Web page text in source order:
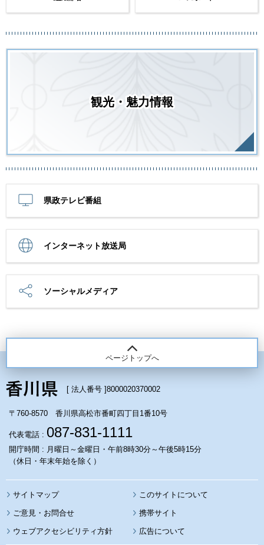
観光・魅力情報
県政テレビ番組
インターネット放送局
ソーシャルメディア
ページトップへ
[ 法人番号 ]8000020370002
〒760-8570 香川県高松市番町四丁目1番10号
代表電話 : 087-831-1111
開庁時間 : 月曜日～金曜日・午前8時30分～午後5時15分
（休日・年末年始を除く）
サイトマップ このサイトについて
携帯サイト
ウェブアクセシビリティ方針 広告について